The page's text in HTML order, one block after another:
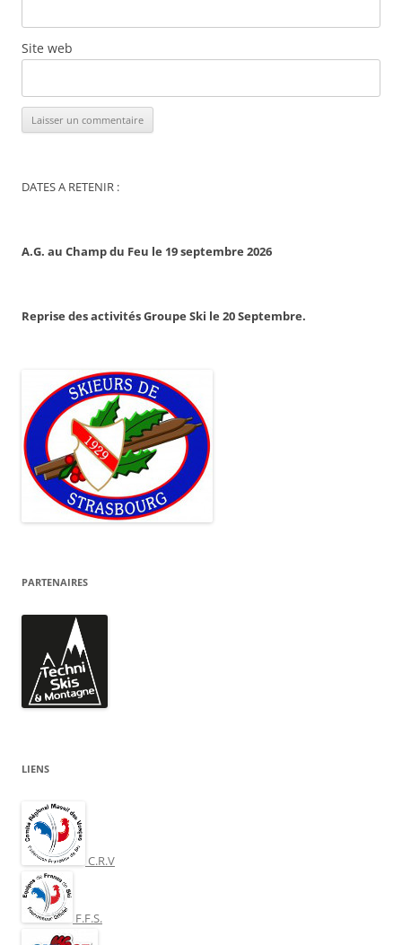
Site web
DATES A RETENIR :
A.G. au Champ du Feu le 19 septembre 2026
Reprise des activités Groupe Ski le 20 Septembre.
PARTENAIRES
LIENS
C.R.V
F.F.S.